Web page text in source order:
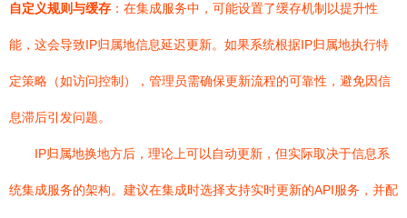
自定义规则与缓存 ：在集成服务中，可能设置了缓存机制以提升性
能，这会导致IP归属地信息延迟更新。如果系统根据IP归属地执行特
定策略（如访问控制），管理员需确保更新流程的可靠性，避免因信
息滞后引发问题。
IP归属地换地方后，理论上可以自动更新，但实际取决于信息系
统集成服务的架构。建议在集成时选择支持实时更新的API服务，并配